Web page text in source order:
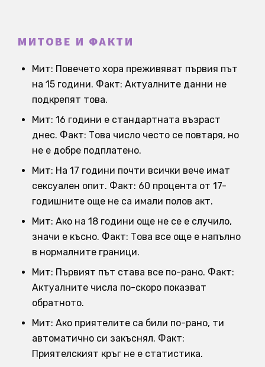
МИТОВЕ И ФАКТИ
Мит: Повечето хора преживяват първия път
на 15 години. Факт: Актуалните данни не
подкрепят това.
Мит: 16 години е стандартната възраст
днес. Факт: Това число често се повтаря, но
не е добре подплатено.
Мит: На 17 години почти всички вече имат
сексуален опит. Факт: 60 процента от 17-
годишните още не са имали полов акт.
Мит: Ако на 18 години още не се е случило,
значи е късно. Факт: Това все още е напълно
в нормалните граници.
Мит: Първият път става все по-рано. Факт:
Актуалните числа по-скоро показват
обратното.
Мит: Ако приятелите са били по-рано, ти
автоматично си закъснял. Факт:
Приятелският кръг не е статистика.